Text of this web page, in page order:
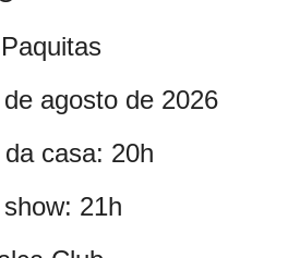
agosto de 2026
casa: 20h
21h